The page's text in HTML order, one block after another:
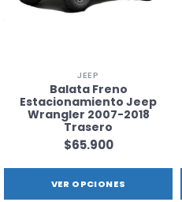
JEEP
Balata Freno
Estacionamiento Jeep
Wrangler 2007-2018
Trasero
$65.900
VER OPCIONES